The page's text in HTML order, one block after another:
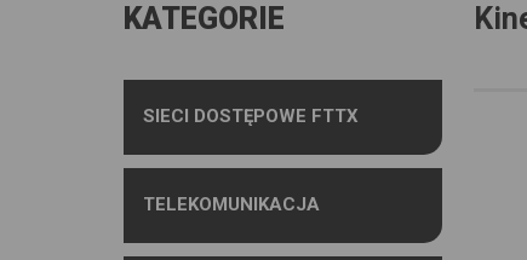
KATEGORIE
SIECI DOSTĘPOWE FTTX
TELEKOMUNIKACJA